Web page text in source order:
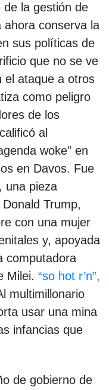
la gestión de
ahora conserva la
sus políticas de
que no se ve
el ataque a otros
como peligro
de los
al
woke” en
en Davos. Fue
una pieza
Trump,
con una mujer
y, apoyada
computadora
Milei. “so hot r’n”,
multimillonario
usar una mina
infancias que
de gobierno de